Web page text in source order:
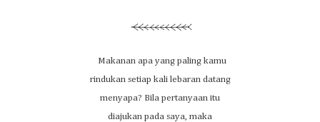
Makanan apa yang paling kamu
rindukan setiap kali lebaran datang
menyapa? Bila pertanyaan itu
diajukan pada saya, maka